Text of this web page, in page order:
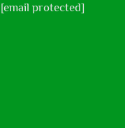
[email protected]